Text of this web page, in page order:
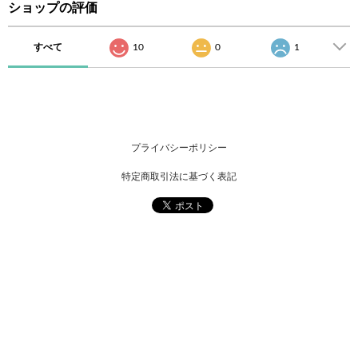
ショップの評価
すべて 10 0 1
プライバシーポリシー
特定商取引法に基づく表記